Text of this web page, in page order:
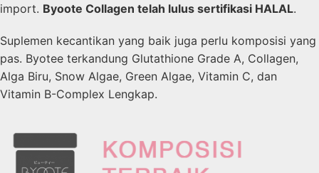
import. Byoote Collagen telah lulus sertifikasi HALAL.
Suplemen kecantikan yang baik juga perlu komposisi yang
pas. Byotee terkandung Glutathione Grade A, Collagen,
Alga Biru, Snow Algae, Green Algae, Vitamin C, dan
Vitamin B-Complex Lengkap.